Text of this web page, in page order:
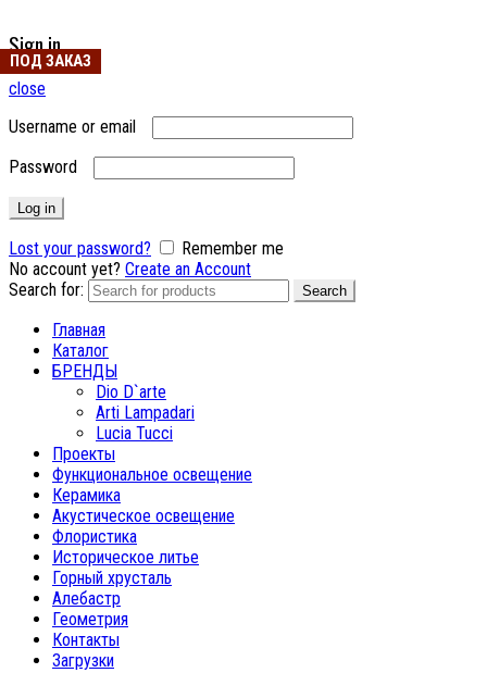
Sign in
close
Username or email
Password
Log in
Lost your password?
Remember me
No account yet? Create an Account
Search for:
Search
Главная
Каталог
БРЕНДЫ
Dio D`arte
Arti Lampadari
Lucia Tucci
Проекты
Функциональное освещение
Керамика
Акустическое освещение
Флористика
Историческое литье
Горный хрусталь
Алебастр
Геометрия
Контакты
Загрузки
ПОД ЗАКАЗ